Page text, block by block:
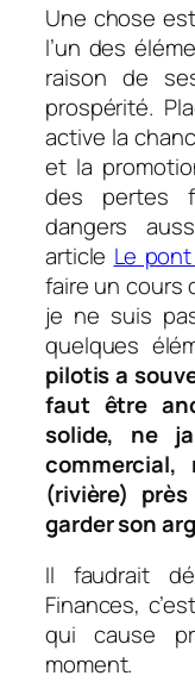
Une chose
l’un des
raison de
prospérité.
active la
et la
des pertes
dangers
article Le
faire un cours
je ne suis
quelques
pilotis a
faut être
solide, ne
commercial,
(rivière)
garder son
Il faudrait
Finances,
qui cause
moment.